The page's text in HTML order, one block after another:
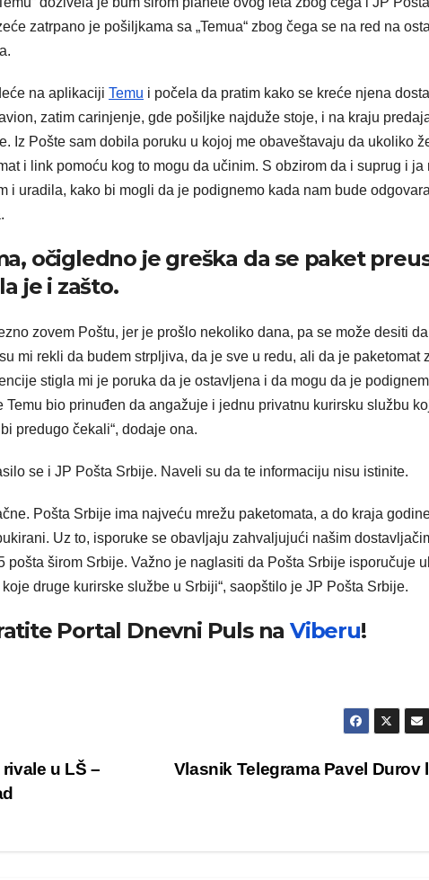
zatrpano je pošiljkama sa „Temua“ zbog čega se na red na
na aplikaciji Temu i počela da pratim kako se kreće njena
zatim carinjenje, gde pošiljke najduže stoje, i na kraju
Iz Pošte sam dobila poruku u kojoj me obaveštavaju da ukoliko
i link pomoću kog to mogu da učinim. S obzirom da i suprug i ja
i uradila, kako bi mogli da je podignemo kada nam bude
očigledno je greška da se paket
je i zašto.
zovem Poštu, jer je prošlo nekoliko dana, pa se može desiti
mi rekli da budem strpljiva, da je sve u redu, ali da je paketomat
stigla mi je poruka da je ostavljena i da mogu da je
Temu bio prinuđen da angažuje i jednu privatnu kurirsku službu
predugo čekali“, dodaje ona.
se i JP Pošta Srbije. Naveli su da te informaciju nisu istinite.
Pošta Srbije ima najveću mrežu paketomata, a do kraja
Uz to, isporuke se obavljaju zahvaljujući našim
pošta širom Srbije. Važno je naglasiti da Pošta Srbije isporučuje
druge kurirske službe u Srbiji“, saopštilo je JP Pošta Srbije.
Portal Dnevni Puls na Viberu!
Vlasnik Telegrama Pavel Durov
u LŠ –